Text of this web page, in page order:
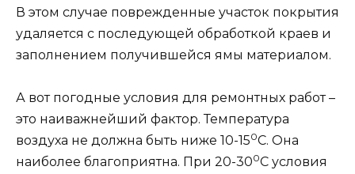
В этом случае поврежденные участок покрытия
удаляется с последующей обработкой краев и
заполнением получившейся ямы материалом.
А вот погодные условия для ремонтных работ –
это наиважнейший фактор. Температура
воздуха не должна быть ниже 10-150С. Она
наиболее благоприятна. При 20-300С условия